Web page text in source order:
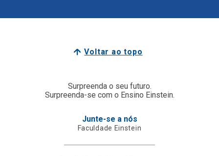
Voltar ao topo
Surpreenda o seu futuro.
Surpreenda-se com o Ensino Einstein.
Junte-se a nós
Faculdade Einstein